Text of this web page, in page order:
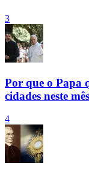
3
Por que o Papa
cidades neste
4